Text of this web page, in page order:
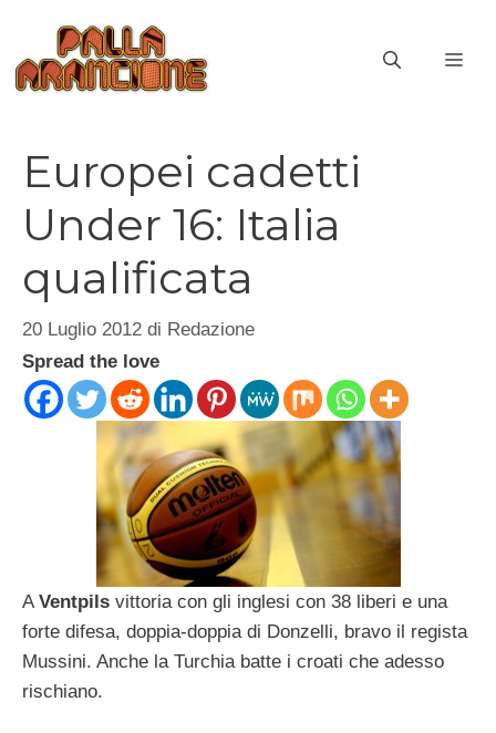
contenuto
Europei cadetti
Under 16: Italia
qualificata
20 Luglio 2012 di Redazione
Spread the love
AVentpils vittoria con gli inglesi con 38 liberi e una
forte difesa, doppia-doppia di Donzelli, bravo il regista
Mussini. Anche la Turchia batte i croati che adesso
rischiano.